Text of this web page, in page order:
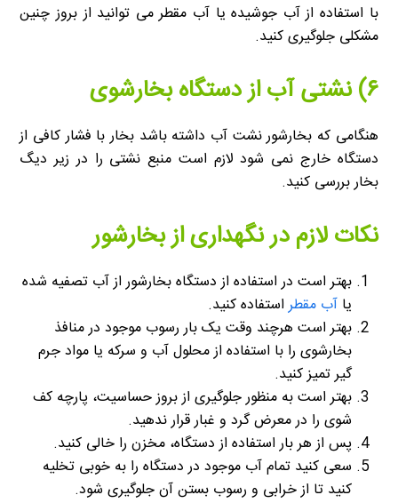
با استفاده از آب جوشیده یا آب مقطر می توانید از بروز چنین
مشکلی جلوگیری کنید.
۶) نشتی آب از دستگاه بخارشوی
هنگامی که بخارشور نشت آب داشته باشد بخار با فشار کافی از
دستگاه خارج نمی شود لازم است منبع نشتی را در زیر دیگ
بخار بررسی کنید.
نکات لازم در نگهداری از بخارشور
بهتر است در استفاده از دستگاه بخارشور از آب تصفیه شده
یاآب مقطراستفاده کنید.
بهتر است هرچند وقت یک بار رسوب موجود در منافذ
بخارشوی را با استفاده از محلول آب و سرکه یا مواد جرم
گیر تمیز کنید.
بهتر است به منظور جلوگیری از بروز حساسیت، پارچه کف
شوی را در معرض گرد و غبار قرار ندهید.
پس از هر بار استفاده از دستگاه، مخزن را خالی کنید.
سعی کنید تمام آب موجود در دستگاه را به خوبی تخلیه
کنید تا از خرابی و رسوب بستن آن جلوگیری شود.